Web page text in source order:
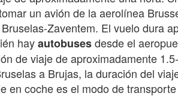
un avión de la aerolínea
Zaventem. El vuelo dura
hayautobusesdesde el
de viaje de aproximadamente
a Brujas, la duración del
en coche es el modo de